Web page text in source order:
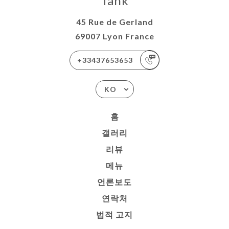
45 Rue de Gerland
69007 Lyon France
+33437653653
KO
홈
갤러리
리뷰
메뉴
언론보도
연락처
법적 고지